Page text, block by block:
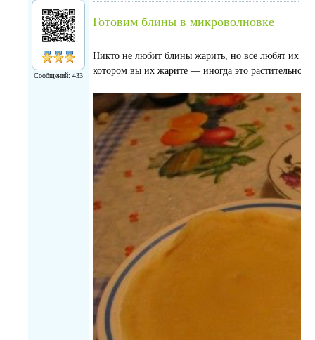
Сообщений: 433
Готовим блины в микроволновке
Никто не любит блины жарить, но все любят их
котором вы их жарите — иногда это растительное